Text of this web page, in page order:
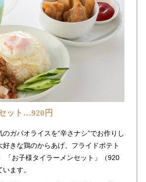
ット…920円
ガパオライスを“辛さナシ”でお作りし
好きな鶏のからあげ、フライドポテト
「お子様タイラーメンセット」（920
ます。